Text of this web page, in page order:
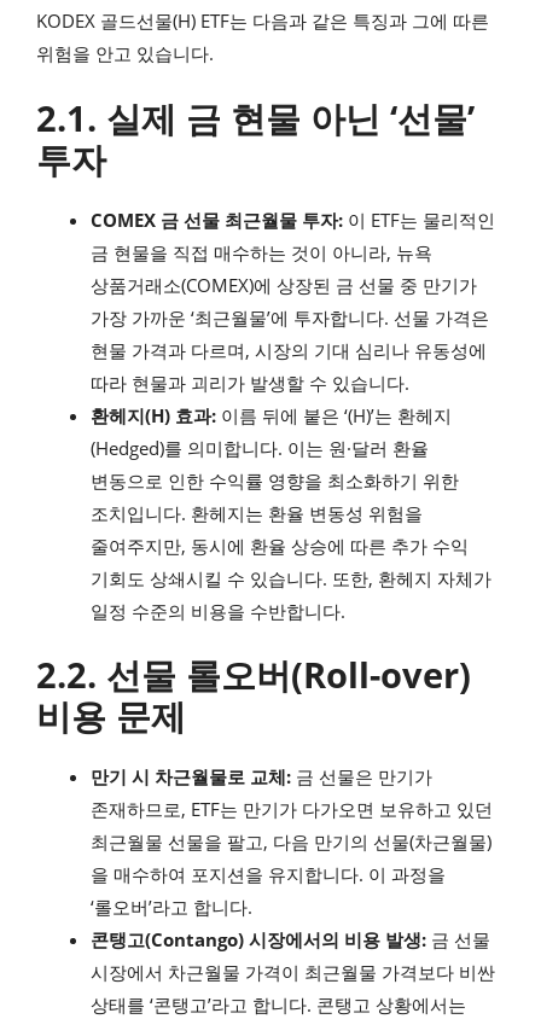
KODEX 골드선물(H) ETF는 다음과 같은 특징과 그에 따른
위험을 안고 있습니다.
2.1. 실제 금 현물 아닌 ‘선물’
투자
COMEX 금 선물 최근월물 투자: 이 ETF는 물리적인
금 현물을 직접 매수하는 것이 아니라, 뉴욕
상품거래소(COMEX)에 상장된 금 선물 중 만기가
가장 가까운 ‘최근월물’에 투자합니다. 선물 가격은
현물 가격과 다르며, 시장의 기대 심리나 유동성에
따라 현물과 괴리가 발생할 수 있습니다.
환헤지(H) 효과: 이름 뒤에 붙은 ‘(H)’는 환헤지
(Hedged)를 의미합니다. 이는 원·달러 환율
변동으로 인한 수익률 영향을 최소화하기 위한
조치입니다. 환헤지는 환율 변동성 위험을
줄여주지만, 동시에 환율 상승에 따른 추가 수익
기회도 상쇄시킬 수 있습니다. 또한, 환헤지 자체가
일정 수준의 비용을 수반합니다.
2.2. 선물 롤오버(Roll-over)
비용 문제
만기 시 차근월물로 교체: 금 선물은 만기가
존재하므로, ETF는 만기가 다가오면 보유하고 있던
최근월물 선물을 팔고, 다음 만기의 선물(차근월물)
을 매수하여 포지션을 유지합니다. 이 과정을
‘롤오버’라고 합니다.
콘탱고(Contango) 시장에서의 비용 발생: 금 선물
시장에서 차근월물 가격이 최근월물 가격보다 비싼
상태를 ‘콘탱고’라고 합니다. 콘탱고 상황에서는